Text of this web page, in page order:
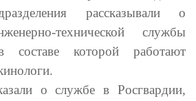
рассказывали о
технической службы
составе которой работают
о службе в Росгвардии,